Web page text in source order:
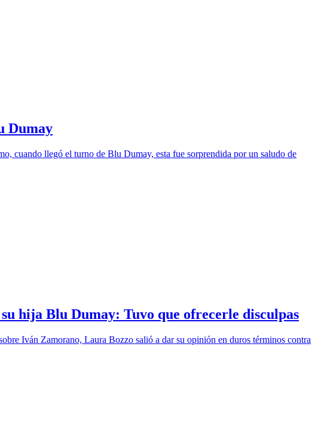
Dumay
cuando llegó el turno de Blu Dumay, esta fue sorprendida por un saludo de
hija Blu Dumay: Tuvo que ofrecerle disculpas
Iván Zamorano, Laura Bozzo salió a dar su opinión en duros términos contra